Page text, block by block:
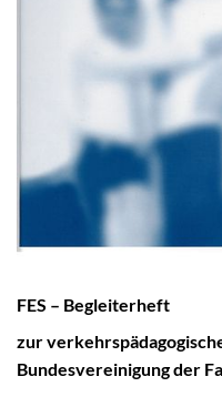
FES – Begleiterheft
zur
Bundesvereinigung der